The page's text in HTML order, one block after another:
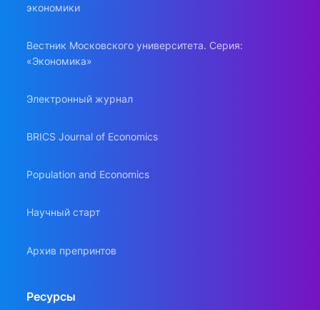
экономики
Вестник Московского университета. Серия:
«Экономика»
Электронный журнал
BRICS Journal of Economics
Population and Economics
Научный старт
Архив препринтов
Ресурсы